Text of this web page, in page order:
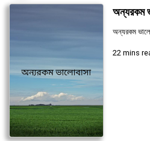
অন্যরকম
অন্যরকম
22 mins